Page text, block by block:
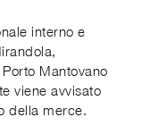
interno e
Mantovano
viene avvisato
della merce.